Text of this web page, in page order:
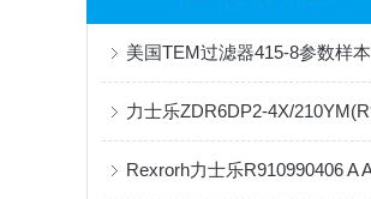
美国TEM过滤器415-8参数样本